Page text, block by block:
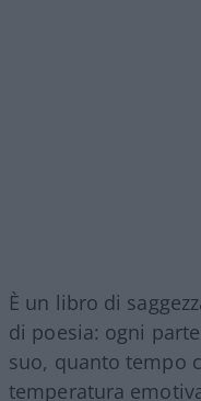
È un libro di
di poesia: ogni
suo, quanto tempo
temperatura